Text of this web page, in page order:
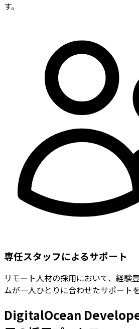
す。
専任スタッフによるサポート
リモート人材の採用において、経験
ムが一人ひとりに合わせたサポート
DigitalOcean